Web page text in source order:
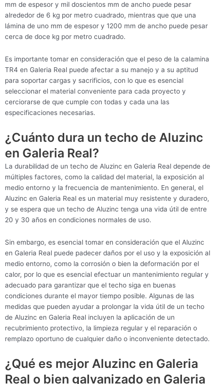
mm de espesor y mil doscientos mm de ancho puede pesar
alrededor de 6 kg por metro cuadrado, mientras que que una
lámina de uno mm de espesor y 1200 mm de ancho puede pesar
cerca de doce kg por metro cuadrado.
Es importante tomar en consideración que el peso de la calamina
TR4 en Galeria Real puede afectar a su manejo y a su aptitud
para soportar cargas y sacrificios, con lo que es esencial
seleccionar el material conveniente para cada proyecto y
cerciorarse de que cumple con todas y cada una las
especificaciones necesarias.
¿Cuánto dura un techo de Aluzinc
en Galeria Real?
La durabilidad de un techo de Aluzinc en Galeria Real depende de
múltiples factores, como la calidad del material, la exposición al
medio entorno y la frecuencia de mantenimiento. En general, el
Aluzinc en Galeria Real es un material muy resistente y duradero,
y se espera que un techo de Aluzinc tenga una vida útil de entre
20 y 30 años en condiciones normales de uso.
Sin embargo, es esencial tomar en consideración que el Aluzinc
en Galeria Real puede padecer daños por el uso y la exposición al
medio entorno, como la corrosión o bien la deformación por el
calor, por lo que es esencial efectuar un mantenimiento regular y
adecuado para garantizar que el techo siga en buenas
condiciones durante el mayor tiempo posible. Algunas de las
medidas que pueden ayudar a prolongar la vida útil de un techo
de Aluzinc en Galeria Real incluyen la aplicación de un
recubrimiento protectivo, la limpieza regular y el reparación o
remplazo oportuno de cualquier daño o inconveniente detectado.
¿Qué es mejor Aluzinc en Galeria
Real o bien galvanizado en Galeria